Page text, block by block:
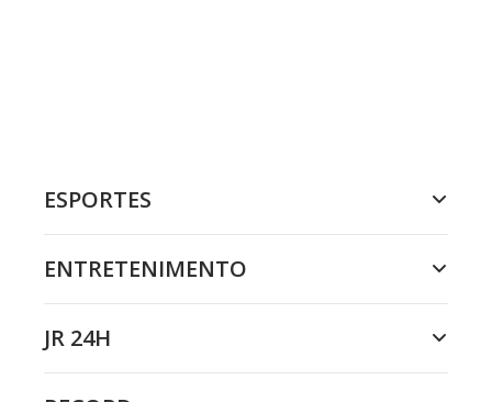
ESPORTES
ENTRETENIMENTO
JR 24H